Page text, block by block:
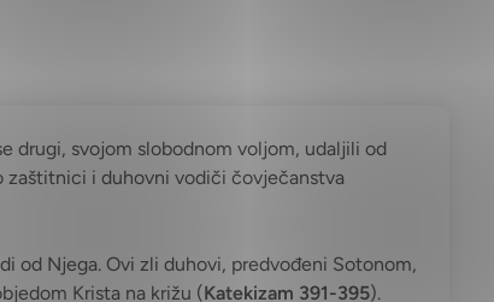
drugi, svojom slobodnom voljom, udaljili od
zaštitnici i duhovni vodiči čovječanstva
od Njega. Ovi zli duhovi, predvođeni Sotonom,
Krista na križu (Katekizam 391-395).